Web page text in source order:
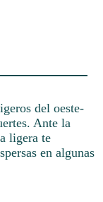
del oeste-
Ante la
ligera te
en algunas